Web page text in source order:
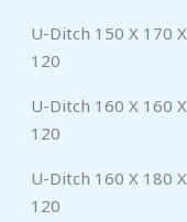
U-Ditch 150 X 170 X
120
U-Ditch 160 X 160 X
120
U-Ditch 160 X 180 X
120